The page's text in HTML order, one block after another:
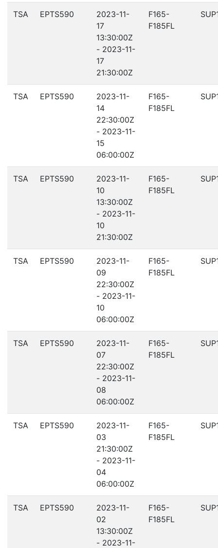
TSA EPTS590
2023-11-
17
13:30:00Z
- 2023-11-
17
21:30:00Z
F165-
F185FL
TSA EPTS590
2023-11-
14
22:30:00Z
- 2023-11-
15
06:00:00Z
F165-
F185FL
TSA EPTS590
2023-11-
10
13:30:00Z
- 2023-11-
10
21:30:00Z
F165-
F185FL
TSA EPTS590
2023-11-
09
22:30:00Z
- 2023-11-
10
06:00:00Z
F165-
F185FL
TSA EPTS590
2023-11-
07
22:30:00Z
- 2023-11-
08
06:00:00Z
F165-
F185FL
TSA EPTS590
2023-11-
03
21:30:00Z
- 2023-11-
04
06:00:00Z
F165-
F185FL
TSA EPTS590
2023-11-
02
13:30:00Z
- 2023-11-
F165-
F185FL